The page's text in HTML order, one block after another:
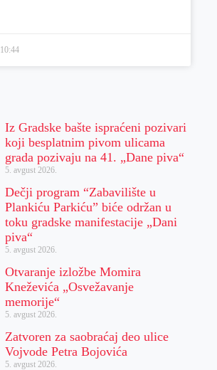
10:44
Iz Gradske bašte ispraćeni pozivari
koji besplatnim pivom ulicama
grada pozivaju na 41. „Dane piva“
5. avgust 2026.
Dečji program “Zabavilište u
Plankiću Parkiću” biće održan u
toku gradske manifestacije „Dani
piva“
5. avgust 2026.
Otvaranje izložbe Momira
Kneževića „Osvežavanje
memorije“
5. avgust 2026.
Zatvoren za saobraćaj deo ulice
Vojvode Petra Bojovića
5. avgust 2026.